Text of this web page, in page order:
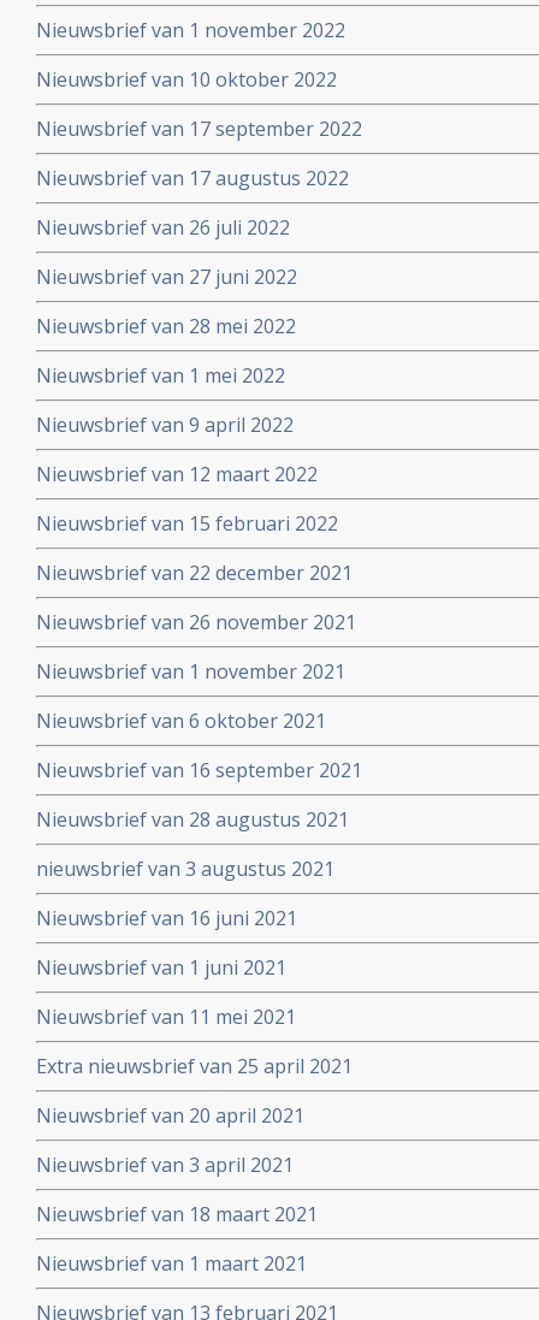
Nieuwsbrief van 1 november 2022
Nieuwsbrief van 10 oktober 2022
Nieuwsbrief van 17 september 2022
Nieuwsbrief van 17 augustus 2022
Nieuwsbrief van 26 juli 2022
Nieuwsbrief van 27 juni 2022
Nieuwsbrief van 28 mei 2022
Nieuwsbrief van 1 mei 2022
Nieuwsbrief van 9 april 2022
Nieuwsbrief van 12 maart 2022
Nieuwsbrief van 15 februari 2022
Nieuwsbrief van 22 december 2021
Nieuwsbrief van 26 november 2021
Nieuwsbrief van 1 november 2021
Nieuwsbrief van 6 oktober 2021
Nieuwsbrief van 16 september 2021
Nieuwsbrief van 28 augustus 2021
nieuwsbrief van 3 augustus 2021
Nieuwsbrief van 16 juni 2021
Nieuwsbrief van 1 juni 2021
Nieuwsbrief van 11 mei 2021
Extra nieuwsbrief van 25 april 2021
Nieuwsbrief van 20 april 2021
Nieuwsbrief van 3 april 2021
Nieuwsbrief van 18 maart 2021
Nieuwsbrief van 1 maart 2021
Nieuwsbrief van 13 februari 2021